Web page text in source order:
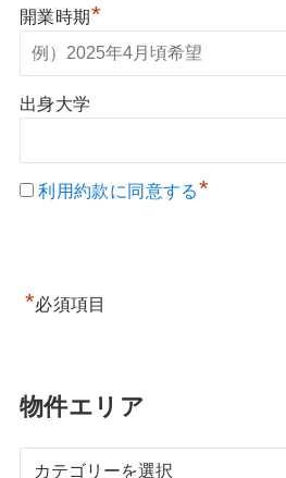
開業時期*
出身大学
利用約款に同意する*
*必須項目
物件エリア